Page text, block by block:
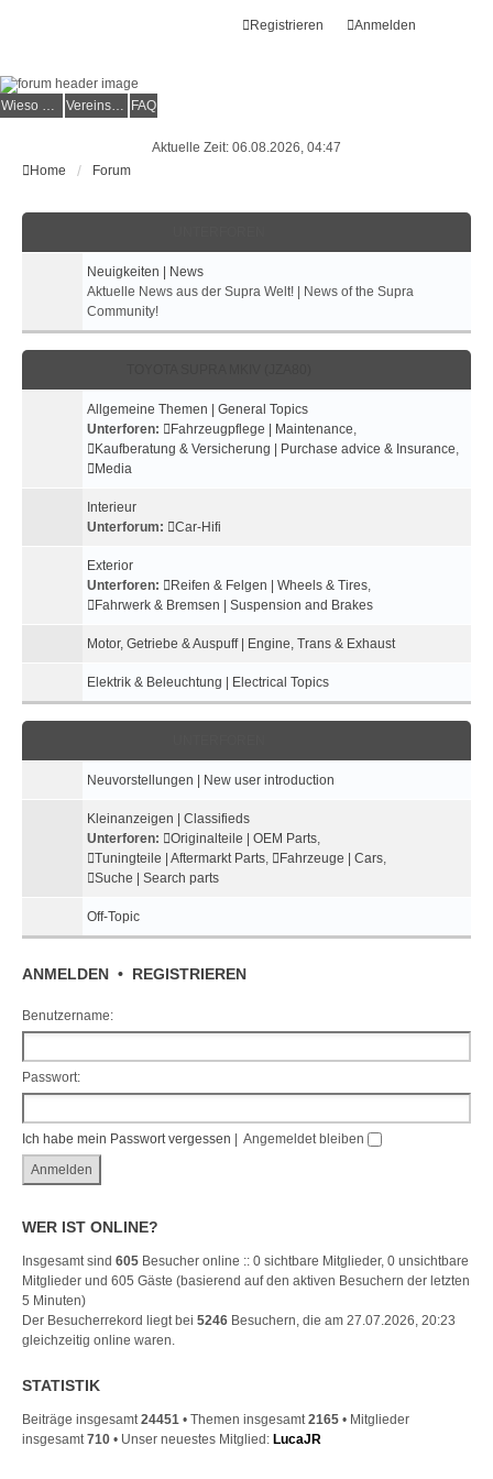
Anmelden
Registrieren
Wieso der e.V.? Vereinsmitglied werden FAQ
Aktuelle Zeit: 06.08.2026, 04:47
Home
Forum
Neuigkeiten | News
Aktuelle News aus der Supra Welt! | News of the Supra
Community!
Allgemeine Themen | General Topics
Unterforen:
Fahrzeugpflege | Maintenance,
Kaufberatung & Versicherung | Purchase advice & Insurance,
Media
Interieur
Unterforum:
Car-Hifi
Exterior
Unterforen:
Reifen & Felgen | Wheels & Tires,
Fahrwerk & Bremsen | Suspension and Brakes
Motor, Getriebe & Auspuff | Engine, Trans & Exhaust
Elektrik & Beleuchtung | Electrical Topics
Neuvorstellungen | New user introduction
Kleinanzeigen | Classifieds
Unterforen:
Originalteile | OEM Parts,
Tuningteile | Aftermarkt Parts, Fahrzeuge | Cars,
Suche | Search parts
Off-Topic
ANMELDEN • REGISTRIEREN
Benutzername:
Passwort:
Ich habe mein Passwort vergessen Angemeldet bleiben
WER IST ONLINE?
Insgesamt sind 605 Besucher online :: 0 sichtbare Mitglieder, 0 unsichtbare
Mitglieder und 605 Gäste (basierend auf den aktiven Besuchern der letzten
5 Minuten)
Der Besucherrekord liegt bei 5246 Besuchern, die am 27.07.2026, 20:23
gleichzeitig online waren.
STATISTIK
Beiträge insgesamt24451 • Themen insgesamt2165 • Mitglieder
insgesamt710 • Unser neuestes Mitglied: LucaJR